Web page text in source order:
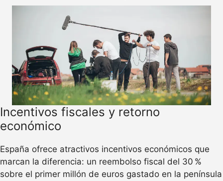
Incentivos fiscales y retorno
económico
España ofrece atractivos incentivos económicos que
marcan la diferencia: un reembolso fiscal del 30 %
sobre el primer millón de euros gastado en la península